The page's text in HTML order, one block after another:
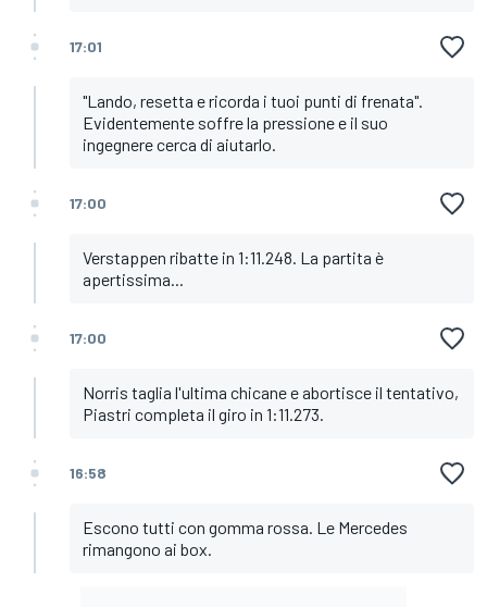
17:01
"Lando, resetta e ricorda i tuoi punti di frenata".
Evidentemente soffre la pressione e il suo
ingegnere cerca di aiutarlo.
17:00
Verstappen ribatte in 1:11.248. La partita è
apertissima...
17:00
Norris taglia l'ultima chicane e abortisce il tentativo,
Piastri completa il giro in 1:11.273.
16:58
Escono tutti con gomma rossa. Le Mercedes
rimangono ai box.